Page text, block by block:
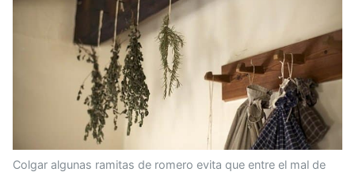
Colgar algunas ramitas de romero evita que entre el mal de